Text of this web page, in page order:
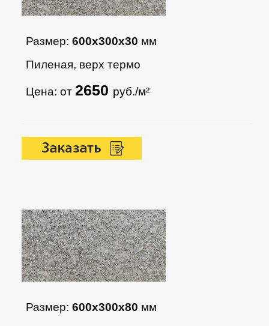
Размер:600х300х30 мм
Пиленая, верх термо
Цена: от2650 руб./м²
Размер:600х300х80 мм